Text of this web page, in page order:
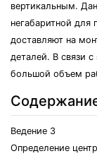
вертикальным.
негабаритной
доставляют на
деталей. В связи
большой объем
Ведение 3
Определение